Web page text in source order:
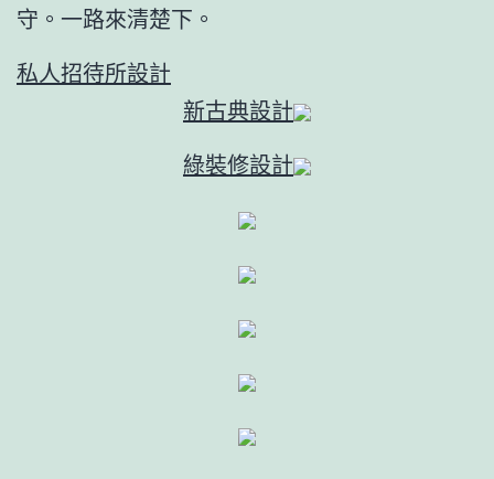
守。一路來清楚下。
私人招待所設計
新古典設計
綠裝修設計